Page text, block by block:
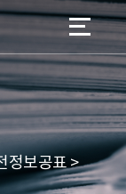
정보공표 >